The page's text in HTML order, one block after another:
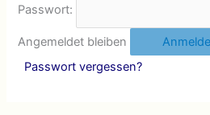
Passwort:
Angemeldet bleiben
Passwort vergessen?